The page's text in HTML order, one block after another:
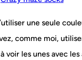
une seule
comme moi,
voir les unes avec les